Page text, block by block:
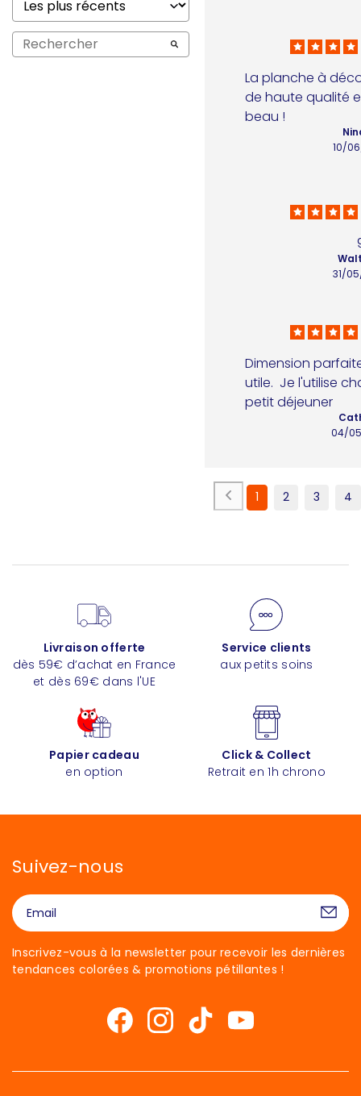
La planche à
de haute qualité
beau !
10/
31/
Dimension
utile.  Je l'utilise
petit déjeuner
04/
1 2 3 4
Livraison offerte
dès 59€ d’achat en France
et dès 69€ dans l'UE
Service clients
aux petits soins
Papier cadeau
en option
Click & Collect
Retrait en 1h chrono
Suivez-nous
Inscrivez-vous à la newsletter pour recevoir les dernières
tendances colorées & promotions pétillantes !